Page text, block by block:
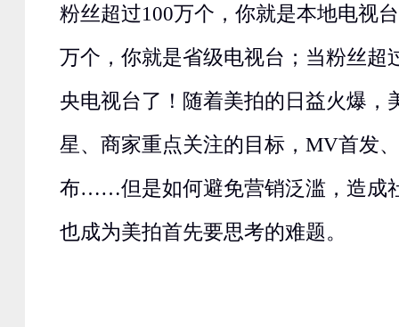
粉丝超过100万个，你就是本地电视
万个，你就是省级电视台；当粉丝超
央电视台了！随着美拍的日益火爆，
星、商家重点关注的目标，MV首发
布……但是如何避免营销泛滥，造成
也成为美拍首先要思考的难题。